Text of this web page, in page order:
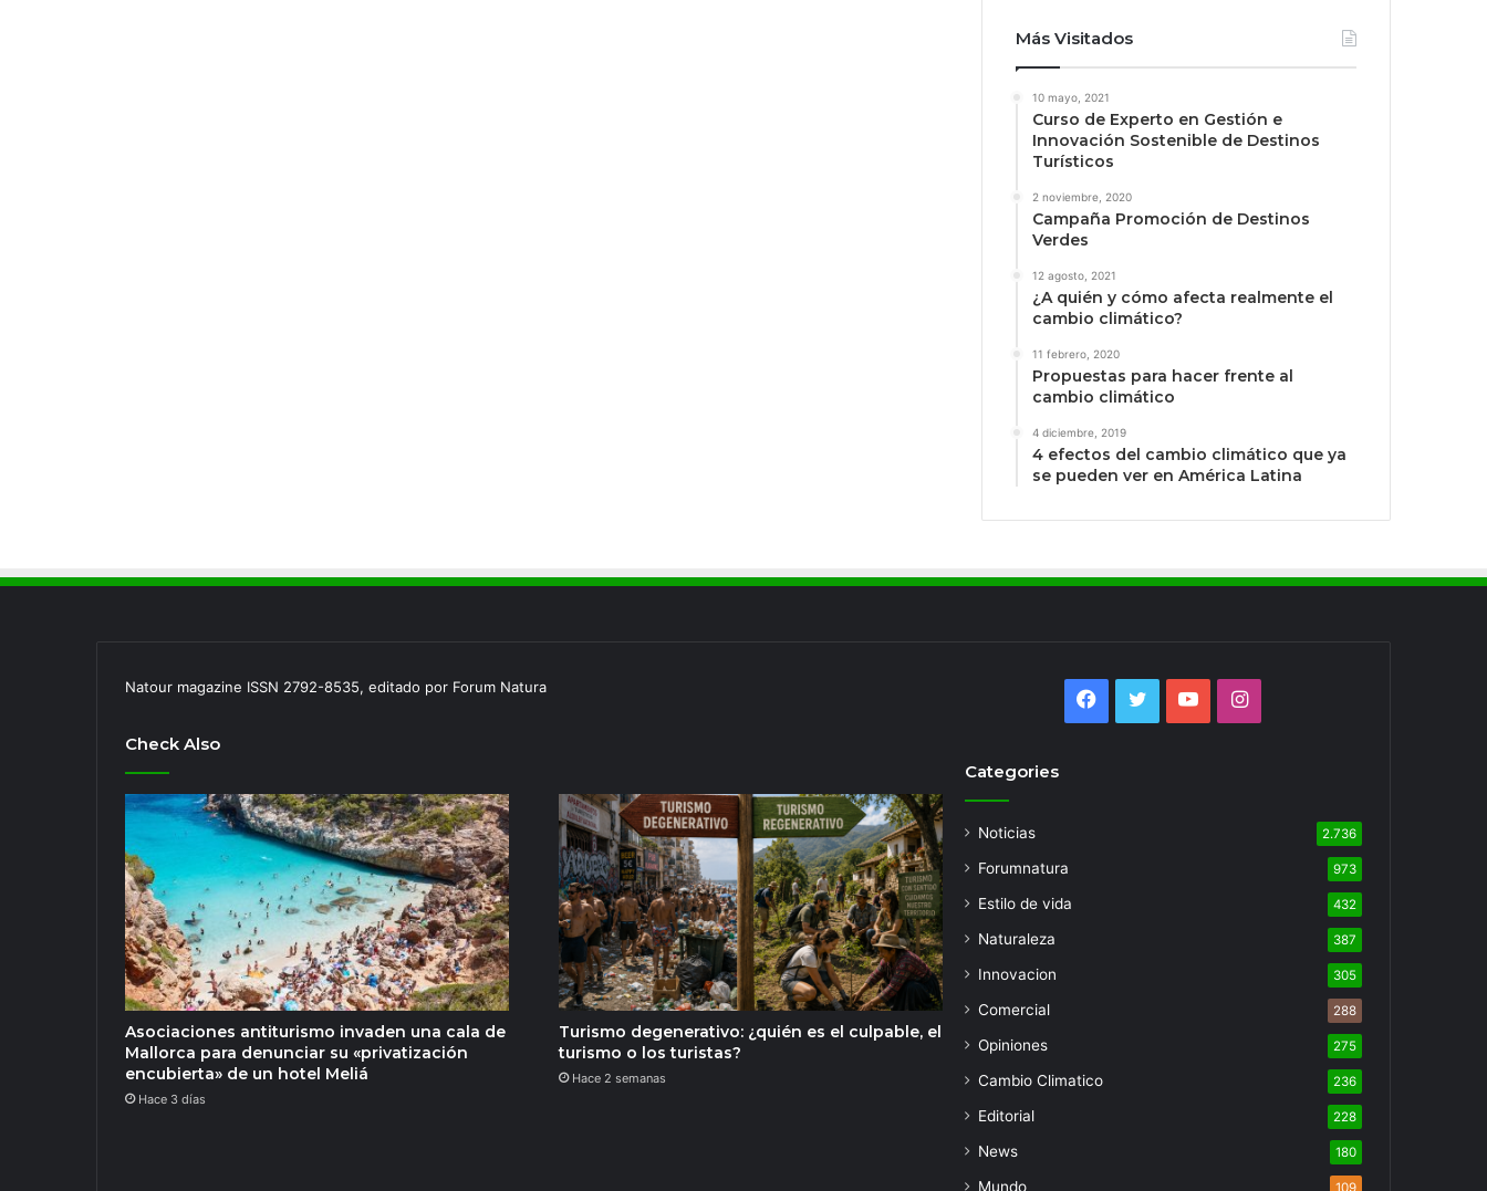
Más Visitados
10 mayo, 2021
Curso de Experto en Gestión e
Innovación Sostenible de Destinos
Turísticos
2 noviembre, 2020
Campaña Promoción de Destinos
Verdes
12 agosto, 2021
¿A quién y cómo afecta realmente el
cambio climático?
11 febrero, 2020
Propuestas para hacer frente al
cambio climático
4 diciembre, 2019
4 efectos del cambio climático que ya
se pueden ver en América Latina
Natour magazine ISSN 2792-8535, editado por Forum Natura
Check Also
Asociaciones antiturismo invaden una cala de
Mallorca para denunciar su «privatización
encubierta» de un hotel Meliá
Hace 3 días
Turismo degenerativo: ¿quién es el culpable, el
turismo o los turistas?
Hace 2 semanas
Facebook
TwitterYouTubeInstagram
Categories
Noticias 2.736
Forumnatura 973
Estilo de vida 432
Naturaleza 387
Innovacion 305
Comercial 288
Opiniones 275
Cambio Climatico 236
Editorial 228
News 180
Mundo 109